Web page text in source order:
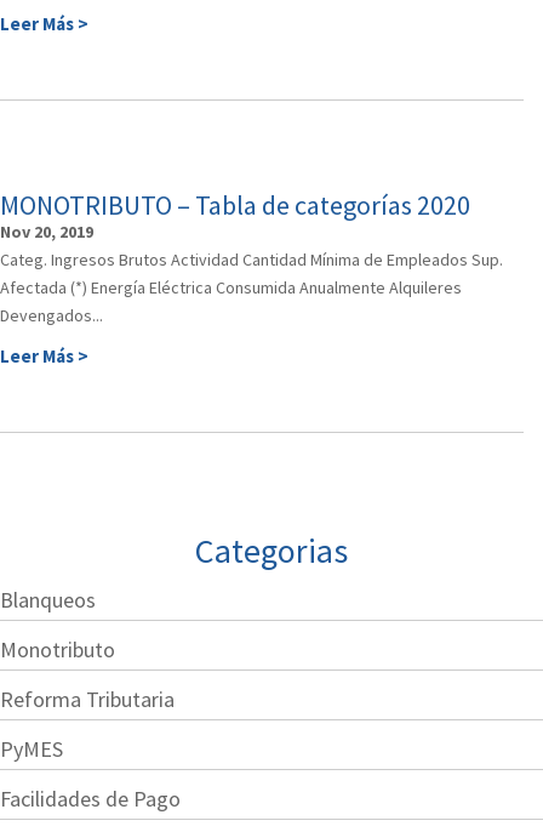
Leer Más >
MONOTRIBUTO – Tabla de categorías 2020
Nov 20, 2019
Categ. Ingresos Brutos Actividad Cantidad Mínima de Empleados Sup.
Afectada (*) Energía Eléctrica Consumida Anualmente Alquileres
Devengados...
Leer Más >
Categorias
Blanqueos
Monotributo
Reforma Tributaria
PyMES
Facilidades de Pago